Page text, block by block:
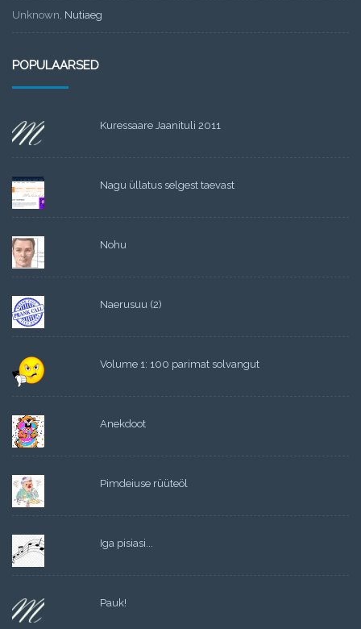
Unknown, Nutiaeg
POPULAARSED
Kuressaare Jaanituli 2011
Nagu üllatus selgest taevast
Nohu
Naerusuu (2)
Volume 1: 100 parimat solvangut
Anekdoot
Pimdeiuse rüüteöl
Iga pisiasi...
Pauk!